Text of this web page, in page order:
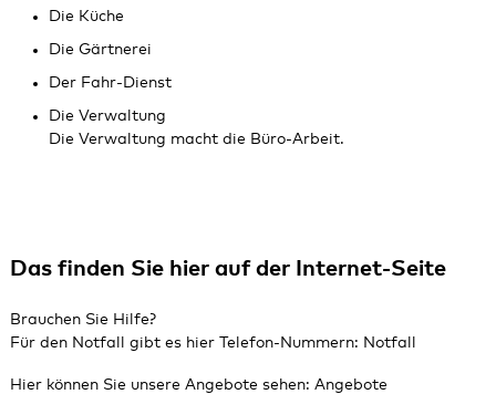
Die Küche
Die Gärtnerei
Der Fahr‑Dienst
Die Verwaltung
Die Verwaltung macht die Büro‑Arbeit.
Das finden Sie hier auf der Internet-Seite
Brauchen Sie Hilfe?
Für den Notfall gibt es hier Telefon‑Nummern: Notfall
Hier können Sie unsere Angebote sehen: Angebote